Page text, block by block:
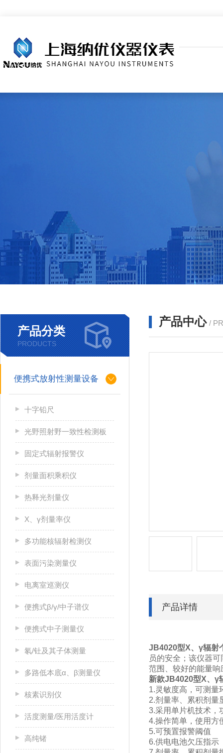
产品分类
PRODUCTS
便携式放射性测量设备
十字铅尺
光野照射野一致性检测板
固定式辐射报警仪
剂量面积乘积仪
热释光剂量仪
X、γ剂量率仪
多功能核辐射检测仪
表面污染测量仪
电离室巡测仪
便携式β/γ/中子谱仪
便携式中子测量仪
氡/钍及其子体测量
多路低本底α、β测量仪
核素识别仪
活度测量/医用活度计
高纯锗
产品中心 /
产品详情
JB4020型X、γ辐射
员的安全；该仪器
范围、较好的能量
新款JB4020型X、γ
1.灵敏度高，可测量
2.剂量率、累积剂量
3.采用单片机技术，
4.操作简单，使用方
5.可预置报警阈值
6.供电电池欠压指示